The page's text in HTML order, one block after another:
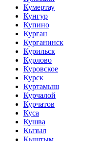
Кумертау
Кунгур
Купино
Курган
Курганинск
Курильск
Курлово
Куровское
Курск
Куртамыш
Курчалой
Курчатов
Куса
Кушва
Кызыл
Кыштым